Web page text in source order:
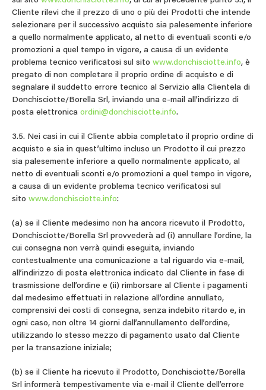
Cliente rilevi che il prezzo di uno o più dei Prodotti che intende
selezionare per il successivo acquisto sia palesemente inferiore
a quello normalmente applicato, al netto di eventuali sconti e/o
promozioni a quel tempo in vigore, a causa di un evidente
problema tecnico verificatosi sul sito www.donchisciotte.info, è
pregato di non completare il proprio ordine di acquisto e di
segnalare il suddetto errore tecnico al Servizio alla Clientela di
Donchisciotte/Borella Srl, inviando una e-mail all’indirizzo di
posta elettronica ordini@donchisciotte.info.
3.5. Nei casi in cui il Cliente abbia completato il proprio ordine di
acquisto e sia in quest’ultimo incluso un Prodotto il cui prezzo
sia palesemente inferiore a quello normalmente applicato, al
netto di eventuali sconti e/o promozioni a quel tempo in vigore,
a causa di un evidente problema tecnico verificatosi sul
sito www.donchisciotte.info:
(a) se il Cliente medesimo non ha ancora ricevuto il Prodotto,
Donchisciotte/Borella Srl provvederà ad (i) annullare l’ordine, la
cui consegna non verrà quindi eseguita, inviando
contestualmente una comunicazione a tal riguardo via e-mail,
all’indirizzo di posta elettronica indicato dal Cliente in fase di
trasmissione dell’ordine e (ii) rimborsare al Cliente i pagamenti
dal medesimo effettuati in relazione all’ordine annullato,
comprensivi dei costi di consegna, senza indebito ritardo e, in
ogni caso, non oltre 14 giorni dall’annullamento dell’ordine,
utilizzando lo stesso mezzo di pagamento usato dal Cliente
per la transazione iniziale;
(b) se il Cliente ha ricevuto il Prodotto, Donchisciotte/Borella
Srl informerà tempestivamente via e-mail il Cliente dell’errore